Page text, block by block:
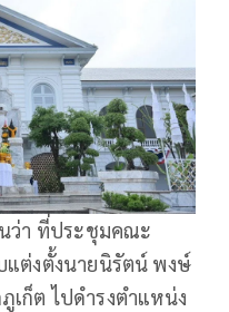
ว่า ที่ประชุมคณะ
ต่งตั้งนายนิรัตน์ พงษ์
เก็ต ไปดำรงตำแหน่ง